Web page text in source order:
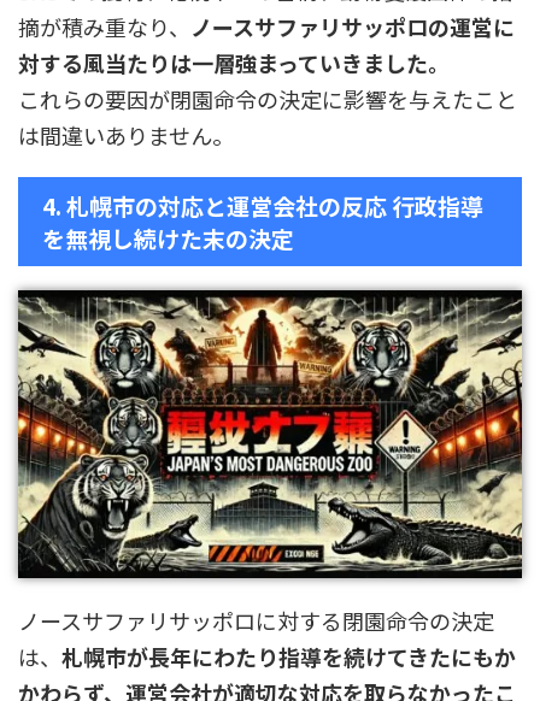
摘が積み重なり、 ノースサファリサッポロの運営に
対する風当たりは一層強まっていきました。
これらの要因が閉園命令の決定に影響を与えたこと
は間違いありません。
4. 札幌市の対応と運営会社の反応 行政指導
を無視し続けた末の決定
ノースサファリサッポロに対する閉園命令の決定
は、 札幌市が長年にわたり指導を続けてきたにもか
かわらず、運営会社が適切な対応を取らなかったこ